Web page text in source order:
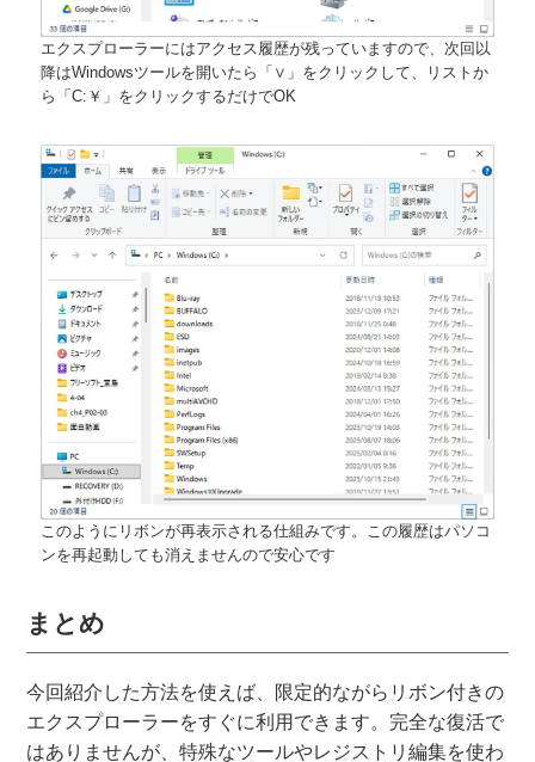
エクスプローラーにはアクセス履歴が残っていますので、次回以
降はWindowsツールを開いたら「∨」をクリックして、リストか
ら「C:￥」をクリックするだけでOK
このようにリボンが再表示される仕組みです。この履歴はパソコ
ンを再起動しても消えませんので安心です
まとめ
今回紹介した方法を使えば、限定的ながらリボン付きの
エクスプローラーをすぐに利用できます。完全な復活で
はありませんが、特殊なツールやレジストリ編集を使わ